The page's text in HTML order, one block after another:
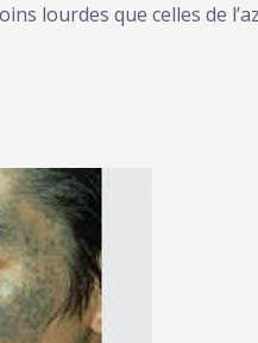
lourdes que celles de